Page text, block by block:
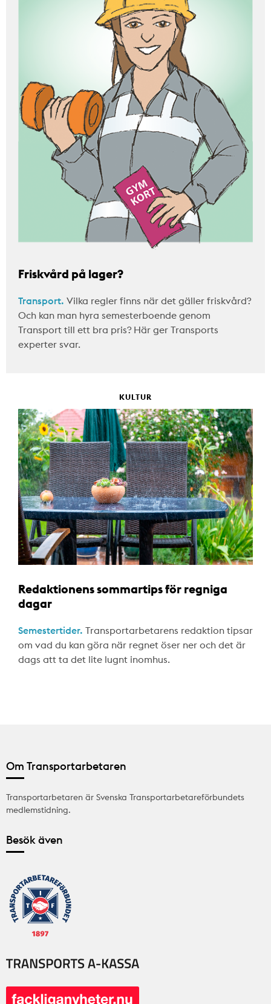
Friskvård på lager?
Transport. Vilka regler finns när det gäller friskvård?
Och kan man hyra semesterboende genom
Transport till ett bra pris? Här ger Transports
experter svar.
KULTUR
Redaktionens sommartips för regniga
dagar
Semestertider. Transportarbetarens redaktion tipsar
om vad du kan göra när regnet öser ner och det är
dags att ta det lite lugnt inomhus.
Om Transportarbetaren
Transportarbetaren är Svenska Transportarbetareförbundets
medlemstidning.
Besök även